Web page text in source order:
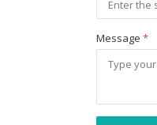
Message *